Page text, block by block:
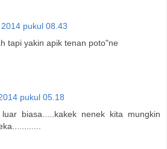
2014 pukul 08.43
tapi yakin apik tenan poto"ne
pukul 05.18
biasa.....kakek nenek kita mungkin